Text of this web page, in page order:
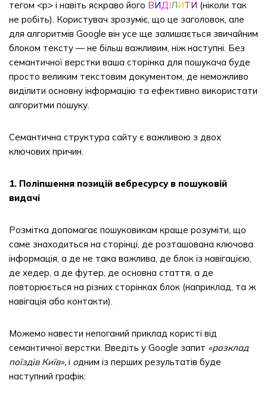
тегом <p> і навіть яскраво його ВИДІЛИТИ (ніколи так
не робіть). Користувач зрозуміє, що це заголовок, але
для алгоритмів Google він усе ще залишається звичайним
блоком тексту — не більш важливим, ніж наступні. Без
семантичної верстки ваша сторінка для пошукача буде
просто великим текстовим документом, де неможливо
виділити основну інформацію та ефективно використати
алгоритми пошуку.
Семантична структура сайту є важливою з двох
ключових причин.
1. Поліпшення позицій вебресурсу в пошуковій
видачі
Розмітка допомагає пошуковикам краще розуміти, що
саме знаходиться на сторінці, де розташована ключова
інформація, а де не така важлива, де блок із навігацією,
де хедер, а де футер, де основна стаття, а де
повторюється на різних сторінках блок (наприклад, та ж
навігація або контакти).
Можемо навести непоганий приклад користі від
семантичної верстки. Введіть у Google запит «розклад
поїздів Київ», і одним із перших результатів буде
наступний графік: